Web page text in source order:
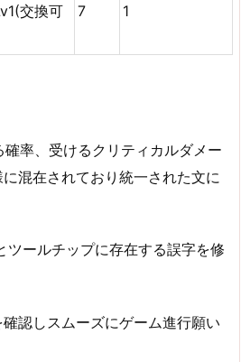
交換可
7 1
率、受けるクリティカルダメー
混在されており統一された文に
ツールチップに存在する誤字を修
認しスムーズにゲーム進行願い